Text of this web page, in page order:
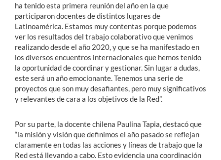
ha tenido esta primera reunión del año en la que
participaron docentes de distintos lugares de
Latinoamérica. Estamos muy contentas porque podemos
ver los resultados del trabajo colaborativo que venimos
realizando desde el año 2020, y que se ha manifestado en
los diversos encuentros internacionales que hemos tenido
la oportunidad de coordinar y gestionar. Sin lugar a dudas,
este será un año emocionante. Tenemos una serie de
proyectos que son muy desafiantes, pero muy significativos
y relevantes de cara a los objetivos de la Red”.
Por su parte, la docente chilena Paulina Tapia, destacó que
“la misión y visión que definimos el año pasado se reflejan
claramente en todas las acciones y líneas de trabajo que la
Red está llevando a cabo. Esto evidencia una coordinación